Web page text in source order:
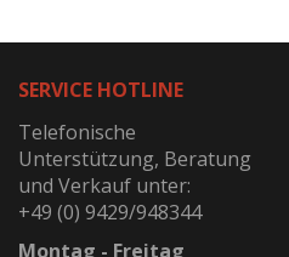
SERVICE HOTLINE
Telefonische
Unterstützung, Beratung
und Verkauf unter:
+49 (0) 9429/948344
Montag - Freitag